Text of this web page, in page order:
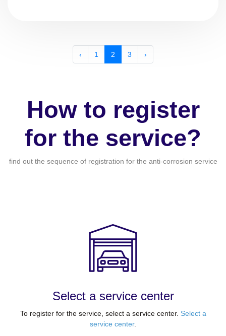
‹ 1 2 3 ›
How to register
for the service?
find out the sequence of registration for the anti-corrosion service
Select a service center
To register for the service, select a service center. Select a
service center.